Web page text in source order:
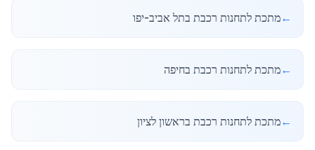
←מתכת לתחנות רכבת בתל אביב-יפו
←מתכת לתחנות רכבת בחיפה
←מתכת לתחנות רכבת בראשון לציון